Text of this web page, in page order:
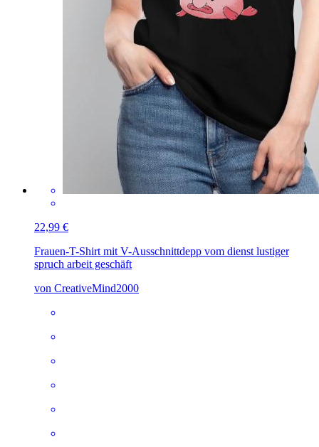
22,99 €
Frauen-T-Shirt mit V-Ausschnittdepp vom dienst lustiger
spruch arbeit geschäft
von CreativeMind2000